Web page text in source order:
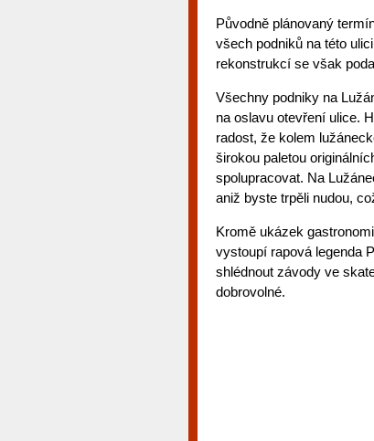
Původně plánovaný
všech podniků na této
rekonstrukcí se však
Všechny podniky na
na oslavu otevření ulice.
radost, že kolem
širokou paletou
spolupracovat. Na
aniž byste trpěli nudou,
Kromě ukázek
vystoupí rapová legenda
shlédnout závody ve
dobrovolné.